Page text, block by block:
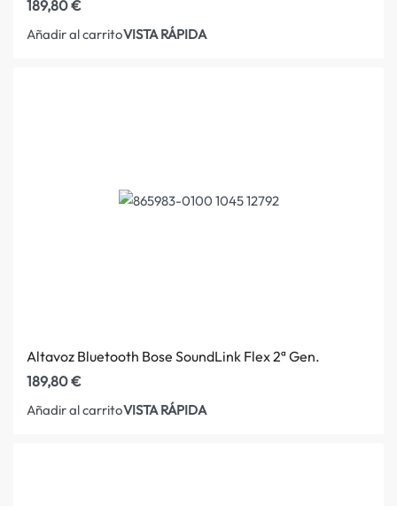
189,80€
Añadir al carritoVISTA RÁPIDA
Altavoz Bluetooth Bose SoundLink Flex 2ª Gen.
189,80€
Añadir al carritoVISTA RÁPIDA